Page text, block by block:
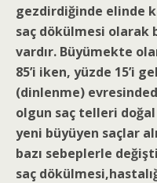
gezdirdiğinde elinde
saç dökülmesi olarak
vardır. Büyümekte
85’i iken, yüzde 15’i
(dinlenme)
olgun saç telleri
yeni büyüyen saçlar
bazı sebeplerle
saç